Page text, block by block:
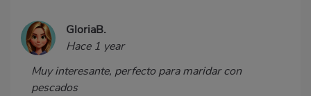
GloriaB.
Hace 1 year
Muy interesante, perfecto para maridar con
pescados